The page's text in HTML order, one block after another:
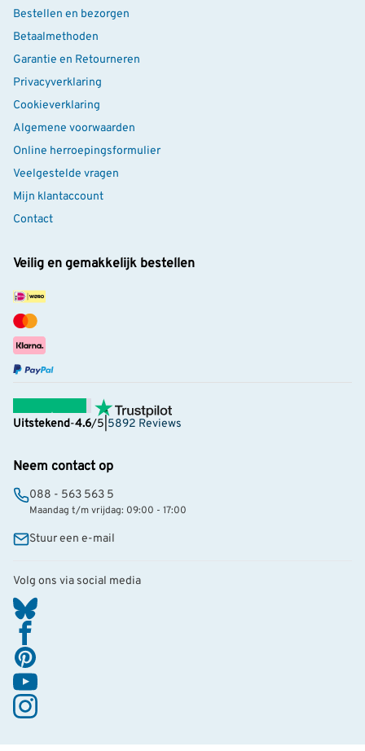
Bestellen en bezorgen
Betaalmethoden
Garantie en Retourneren
Privacyverklaring
Cookieverklaring
Algemene voorwaarden
Online herroepingsformulier
Veelgestelde vragen
Mijn klantaccount
Contact
Veilig en gemakkelijk bestellen
Uitstekend-4.6/5 5892 Reviews
Neem contact op
088 - 563 563 5
Maandag t/m vrijdag: 09:00 - 17:00
Stuur een e-mail
Volg ons via social media